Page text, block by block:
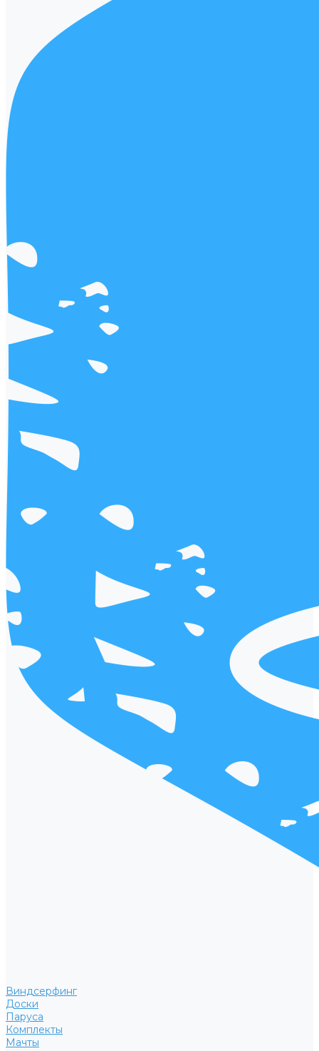
Виндсерфинг
Доски
Паруса
Комплекты
Мачты